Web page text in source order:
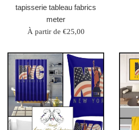
tapisserie tableau fabrics
meter
À partir de €25,00